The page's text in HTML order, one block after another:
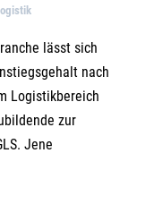
lässt sich
nach
Logistikbereich
zur
Jene